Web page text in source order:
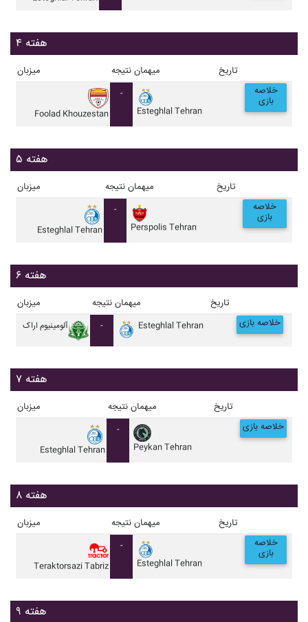
هفته ۴
میزبان نتیجه میهمان تاریخ
Foolad Khouzestan
-
Esteghlal Tehran
خلاصه
بازی
هفته ۵
میزبان نتیجه میهمان تاریخ
Esteghlal Tehran
-
Perspolis Tehran
خلاصه
بازی
هفته ۶
میزبان نتیجه میهمان تاریخ
آلومينيوم اراک - Esteghlal Tehran خلاصه بازی
هفته ۷
میزبان نتیجه میهمان تاریخ
Esteghlal Tehran
-
Peykan Tehran
خلاصه بازی
هفته ۸
میزبان نتیجه میهمان تاریخ
Teraktorsazi Tabriz
-
Esteghlal Tehran
خلاصه
بازی
هفته ۹